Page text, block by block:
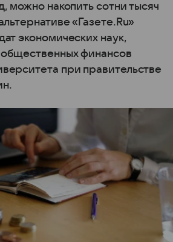
можно накопить сотни тысяч
«Газете.Ru»
экономических наук,
финансов
при правительстве